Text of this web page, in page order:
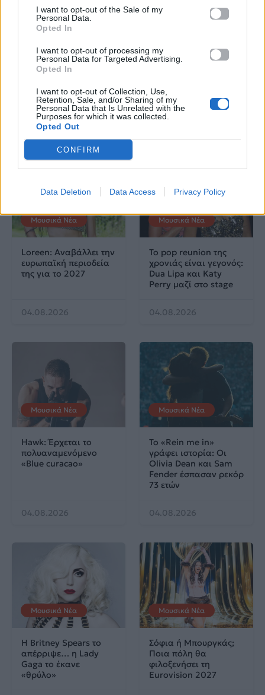
I want to opt-out of the Sale of my
Personal Data.
Opted In
I want to opt-out of processing my
Personal Data for Targeted Advertising.
Opted In
I want to opt-out of Collection, Use,
Retention, Sale, and/or Sharing of my
Personal Data that Is Unrelated with the
Purposes for which it was collected.
Opted Out
CONFIRM
Data Deletion Data Access Privacy Policy
Μουσικά Νέα
Το νέο alter ego του
Tyga έγινε album –
«$TARFACE»
05.08.2026
Η Selena Gomez
του Benny Blanco
05.08.2026
Μουσικά Νέα
Loreen: Αναβάλλει την
ευρωπαϊκή περιοδεία
της για το 2027
04.08.2026
Μουσικά Νέα
Το pop reunion της
χρονιάς είναι γεγονός:
Dua Lipa και Katy
Perry μαζί στο stage
04.08.2026
Μουσικά Νέα
Hawk: Έρχεται το
πολυαναμενόμενο
«Blue curacao»
04.08.2026
Μουσικά Νέα
Το «Rein me in»
γράφει ιστορία: Οι
Olivia Dean και Sam
Fender έσπασαν ρεκόρ
73 ετών
04.08.2026
Μουσικά Νέα
Η Britney Spears το
απέρριψε… η Lady
Gaga το έκανε
«θρύλο»
Μουσικά Νέα
Σόφια ή Μπουργκάς;
Ποια πόλη θα
φιλοξενήσει τη
Eurovision 2027